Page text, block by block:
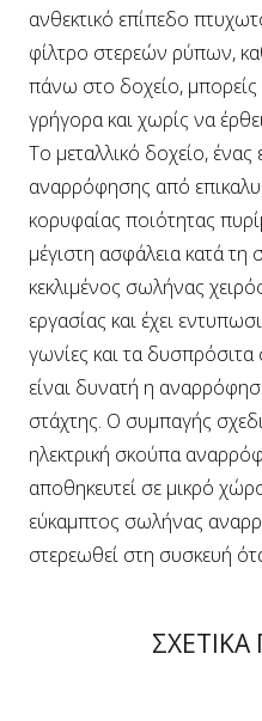
ανθεκτικό επίπεδο
φίλτρο στερεών ρύπων,
πάνω στο δοχείο, μπορείς
γρήγορα και χωρίς να
Το μεταλλικό δοχείο,
αναρρόφησης από
κορυφαίας ποιότητας
μέγιστη ασφάλεια κατά τη
κεκλιμένος σωλήνας
εργασίας και έχει
γωνίες και τα δυσπρόσιτα
είναι δυνατή η
στάχτης. Ο συμπαγής
ηλεκτρική σκούπα
αποθηκευτεί σε μικρό
εύκαμπτος σωλήνας
στερεωθεί στη συσκευή